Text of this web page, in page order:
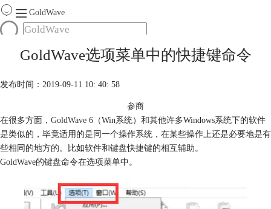
GoldWave
购买
GoldWave选项菜单中的快捷键命令
发布时间：2019-09-11 10: 40: 58
参商
在很多方面， GoldWave 6 （Win系统）和其他许多Windows系统下的软件
是类似的，毕竟适用的是同一个操作系统，在某些操作上还是必要地是有
些相同的地方的。比如软件和键盘快捷键的相互辅助。
GoldWave的键盘命令在选项菜单中。